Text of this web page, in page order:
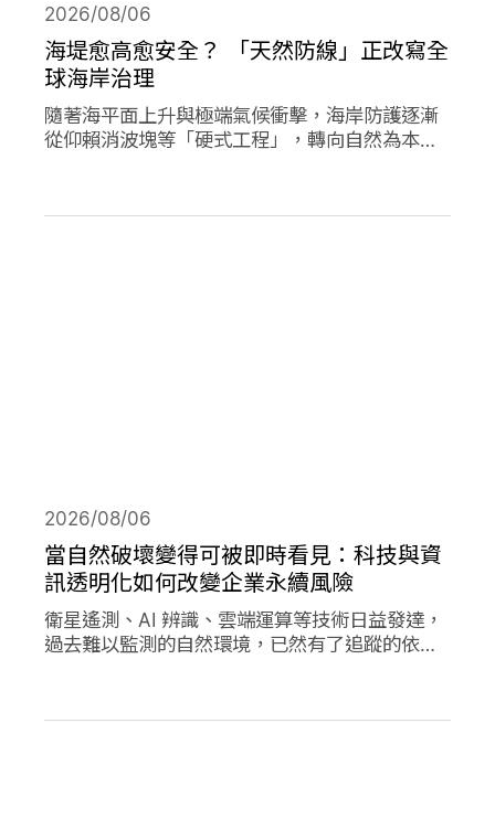
海堤愈高愈安全？ 「天然防線」正改寫全
球海岸治理
2026/08/06
隨著海平面上升與極端氣候衝擊，海岸防護逐漸
從仰賴消波塊等「硬式工程」，轉向自然為本的
成為守護海岸的「天然防線」。
當自然破壞變得可被即時看見：科技與資
訊透明化如何改變企業永續風險
2026/08/06
衛星遙測、AI 辨識、雲端運算等技術日益發達，
過去難以監測的自然環境，已然有了追蹤的依